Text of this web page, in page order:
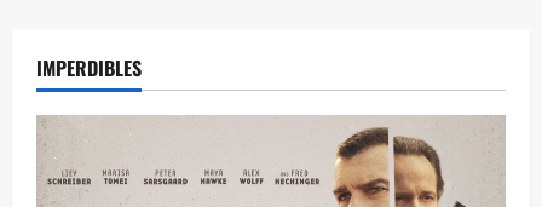
IMPERDIBLES